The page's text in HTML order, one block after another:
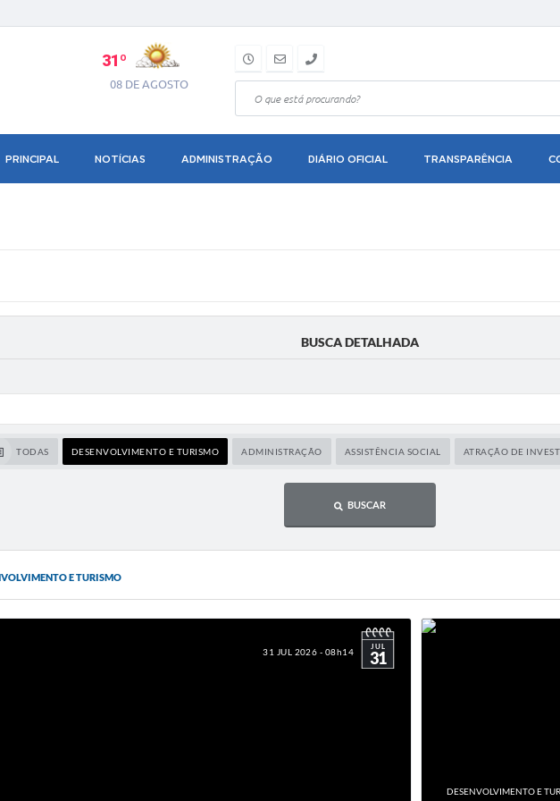
31º
08 DE AGOSTO
PRINCIPAL NOTÍCIAS ADMINISTRAÇÃO DIÁRIO OFICIAL TRANSPARÊNCIA
BUSCA DETALHADA
TODAS DESENVOLVIMENTO E TURISMO ADMINISTRAÇÃO ASSISTÊNCIA SOCIAL ATRAÇÃO DE
BUSCAR
E TURISMO
31 JUL 2026 - 08h14 JUL
31
DESENVOLVIMENTO E